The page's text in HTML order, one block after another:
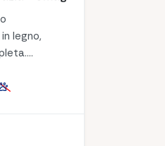
legno,